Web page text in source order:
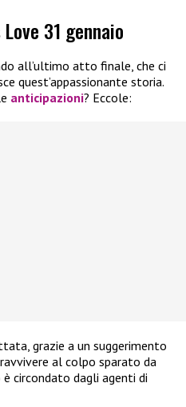
31 gennaio
all’ultimo atto finale, che ci
quest’appassionante storia.
anticipazioni? Eccole:
grazie a un suggerimento
al colpo sparato da
è circondato dagli agenti di